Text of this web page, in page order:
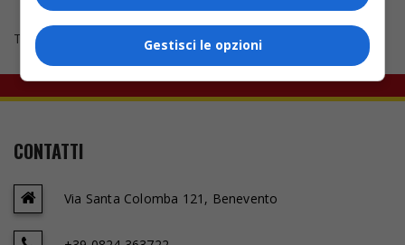
Tweets by bncalcio
CONTATTI
Via Santa Colomba 121, Benevento
Gestisci le opzioni